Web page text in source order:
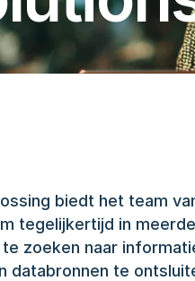
biedt het team
tegelijkertijd in
zoeken naar
te